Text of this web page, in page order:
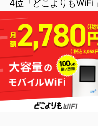
4位「どこよりもWiFi」